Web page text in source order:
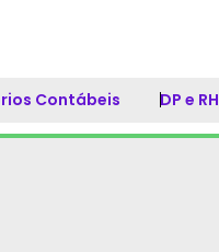
Contábeis DP e RH